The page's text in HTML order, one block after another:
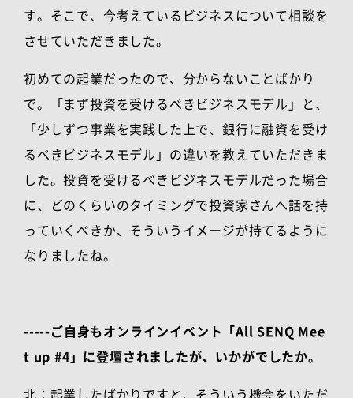
す。そこで、今考えているビジネスについて相談を
させていただきました。
初めての起業だったので、分からないことばかり
で。「まず投資を受けるべきビジネスモデル」と、
「少しずつ事業を実践した上で、銀行に融資を受け
るべきビジネスモデル」の違いを教えていただきま
した。投資を受けるべきビジネスモデルだった場合
に、どのくらいのタイミングで投資家さんへ話を持
っていくべきか、そういうイメージが持てるように
なりましたね。
-----ご自身もオンラインイベント「All SENQ Mee
t up #4」に登壇されましたが、いかがでしたか。
北：起業したばかりですと、そういう機会をいただ